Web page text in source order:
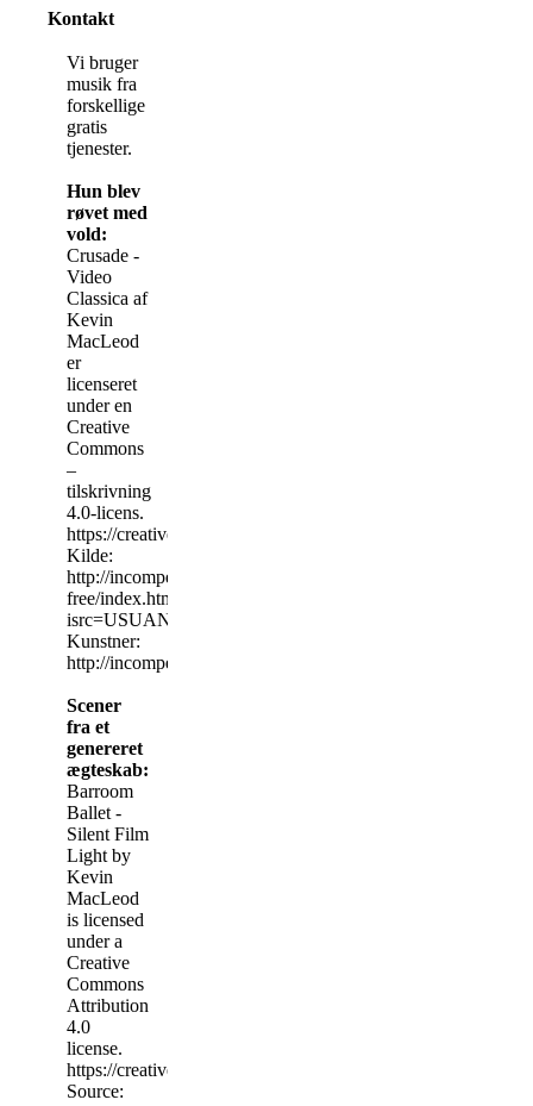
Kontakt
Vi bruger
musik fra
forskellige
gratis
tjenester.
Hun blev
røvet med
vold:
Crusade -
Video
Classica af
Kevin
MacLeod
er
licenseret
under en
Creative
Commons
–
tilskrivning
4.0-licens.
https://creativecommons.org/licenses/by/4.0/
Kilde:
http://incompetech.com/music/royalty-
free/index.html?
isrc=USUAN1100884
Kunstner:
http://incompetech.com/
Scener
fra et
genereret
ægteskab:
Barroom
Ballet -
Silent Film
Light by
Kevin
MacLeod
is licensed
under a
Creative
Commons
Attribution
4.0
license.
https://creativecommons.org/licenses/by/4.0/
Source: